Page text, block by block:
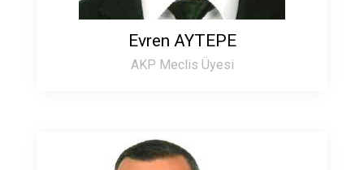
Evren AYTEPE
AKP Meclis Üyesi